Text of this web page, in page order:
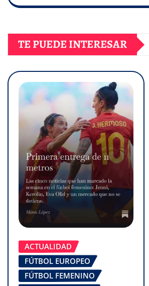
TE PUEDE INTERESAR
ACTUALIDAD
FÚTBOL EUROPEO
FÚTBOL FEMENINO